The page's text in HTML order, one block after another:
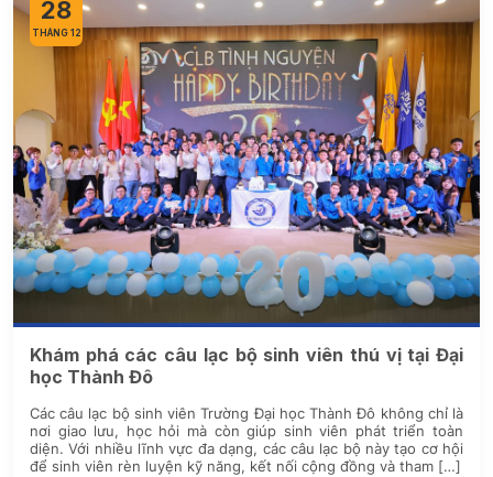
28
THÁNG 12
Khám phá các câu lạc bộ sinh viên thú vị tại Đại
học Thành Đô
Các câu lạc bộ sinh viên Trường Đại học Thành Đô không chỉ là
nơi giao lưu, học hỏi mà còn giúp sinh viên phát triển toàn
diện. Với nhiều lĩnh vực đa dạng, các câu lạc bộ này tạo cơ hội
để sinh viên rèn luyện kỹ năng, kết nối cộng đồng và tham […]